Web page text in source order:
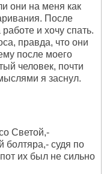
они на меня как
После
и хочу спать.
правда, что они
после моего
человек, почти
я заснул.
Светой,-
болтяра,- судя по
их был не сильно